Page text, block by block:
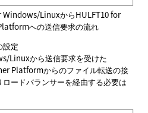
Windows/LinuxからHULFT10 for
への送信要求の流れ
設定
Linuxから送信要求を受けた
Platformからのファイル転送の接
ードバランサーを経由する必要は